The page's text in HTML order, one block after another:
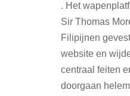
. Het
Sir Thomas
Filipijnen
website en
centraal feiten
doorgaan